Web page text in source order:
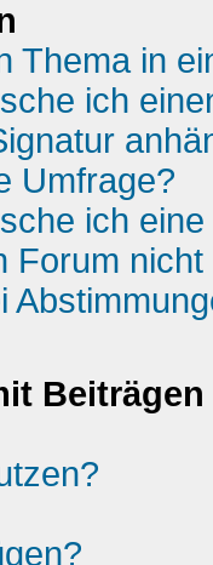
Thema in
ich
Umfrage?
ich
Forum